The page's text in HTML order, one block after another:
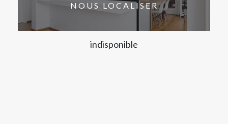
NOUS LOCALISER
indisponible